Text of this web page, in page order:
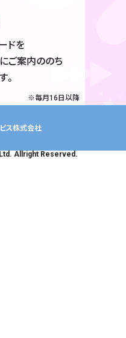
ドを
ご案内ののち
。
毎月16日以降
ス株式会社
Allright Reserved.